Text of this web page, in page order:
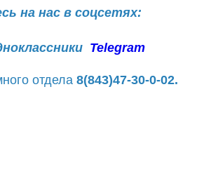
на нас в соцсетях:
Telegram
отдела 8(843)47-30-0-02.